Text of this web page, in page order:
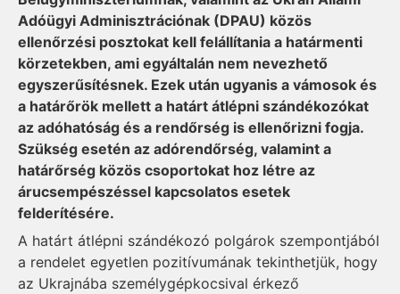
Adóügyi Adminisztrációnak (DPAU) közös
ellenőrzési posztokat kell felállítania a ha­tármenti
körzetekben, ami egyáltalán nem nevezhető
egyszerűsítésnek. Ezek után ugyanis a vámosok és
a határőrök mellett a határt átlépni szándékozókat
az adóhatóság és a rendőrség is ellenőrizni fogja.
Szükség esetén az adórendőrség, valamint a
határőrség közös csoportokat hoz létre az
árucsempészéssel kapcsolatos esetek
felderítésére.
A határt átlépni szándékozó polgárok szempontjából
a rendelet egyetlen pozitívumának tekinthetjük, hogy
az Ukrajnába személygépkocsival érkező